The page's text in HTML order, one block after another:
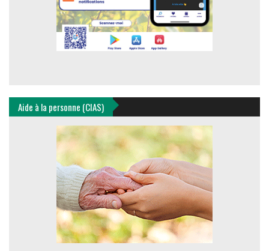
Aide à la personne (CIAS)